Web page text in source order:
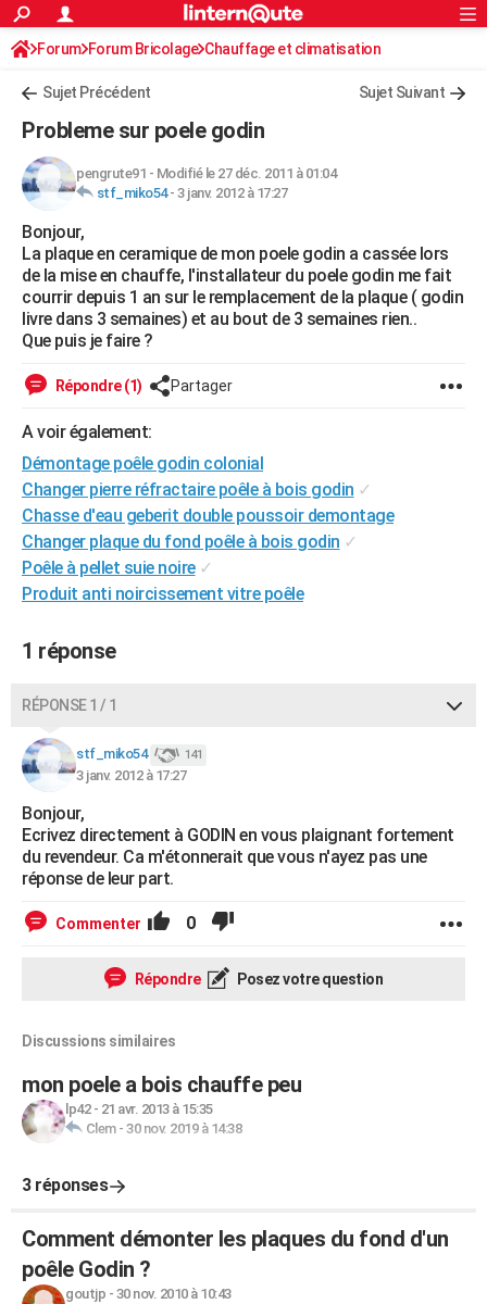
ACTUALITÉS
Politique
Société
Faits Divers
Education
Monde
Villes
+
FINANCE
Retraite
Impôts
Epargne
Immobilier
Risques naturels par ville
Banque
Assurance
Crédit
AUTO
Essais
Réserver un essai
Citadines
Berlines
SUV
Forum auto
+HIGH-TECH
Mobiles
Meilleur smartphone
Internet
Ordinateurs
Jeux vidéo
Guide high-tech
+BRICOLAGE
Forum
Aménagement intérieur
Extérieur
Cuisine
Salle de bains
Jardinage
Rangement
WEEK-END
Guides de France
Escapades
Patrimoine
Expositions
Musées
Week-end nature
LIFESTYLE
SANTE
Alimentation
Guide de la santé
Maladies
Médicaments
Sommeil
VOYAGE
Destinations
City break
Voyage nature
Voyage de noces
Forum
Climat
+PHOTO
GUIDES D'ACHAT
BONS PLANS
CARTE DE VOEUX
COPAINS D'AVANT
S'inscrire
Se connecter
Lycées
Collèges
Primaires
Universités
Entreprises
Service militaire
Avis de recherche
AVIS DE DÉCÈS
FORUM
Rechercher
S'inscrire
Connexion
Forum Forum Bricolage Chauffage et climatisation
Sujet Précédent Sujet Suivant
Probleme sur poele godin
pengrute91 - Modifié le 27 déc. 2011 à 01:04
stf_miko54- 3 janv. 2012 à 17:27
Bonjour,
La plaque en ceramique de mon poele godin a cassée lors
de la mise en chauffe, l'installateur du poele godin me fait
courrir depuis 1 an sur le remplacement de la plaque ( godin
livre dans 3 semaines) et au bout de 3 semaines rien..
Que puis je faire ?
Répondre (1) Partager
A voir également:
Démontage poêle godin colonial
Changer pierre réfractaire poêle à bois godin ✓
Chasse d'eau geberit double poussoir demontage
Changer plaque du fond poêle à bois godin ✓
Poêle à pellet suie noire ✓
Produit anti noircissement vitre poêle
1 réponse
RÉPONSE 1 / 1
stf_miko54 141
3 janv. 2012 à 17:27
Bonjour,
Ecrivez directement à GODIN en vous plaignant fortement
du revendeur. Ca m'étonnerait que vous n'ayez pas une
réponse de leur part.
Commenter 0
Répondre Posez votre question
Discussions similaires
mon poele a bois chauffe peu
lp42- 21 avr. 2013 à 15:35
Clem- 30 nov. 2019 à 14:38
3 réponses
Comment démonter les plaques du fond d'un
poêle Godin ?
goutjp - 30 nov. 2010 à 10:43